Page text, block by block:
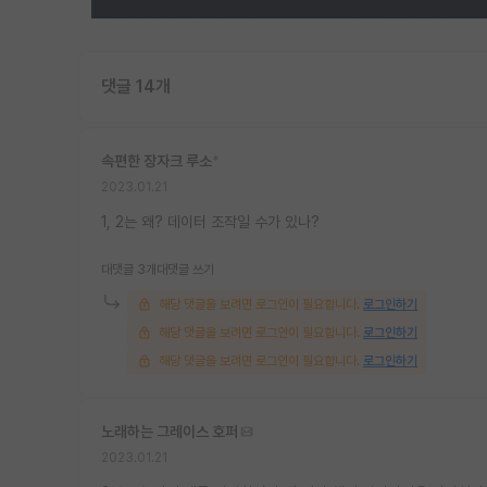
댓글 14개
속편한 장자크 루소
1, 2는 왜? 데이터 조작일 수가 있나?
대댓글 3개 대댓글 쓰기
해당 댓글을 보려면 로그인이 필요합니다. 로그인하기
해당 댓글을 보려면 로그인이 필요합니다. 로그인하기
해당 댓글을 보려면 로그인이 필요합니다. 로그인하기
노래하는 그레이스 호퍼